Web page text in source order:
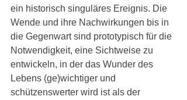
ein historisch singuläres Ereignis. Die
Wende und ihre Nachwirkungen bis in
die Gegenwart sind prototypisch für die
Notwendigkeit, eine Sichtweise zu
entwickeln, in der das Wunder des
Lebens (ge)wichtiger und
schützenswerter wird ist als der